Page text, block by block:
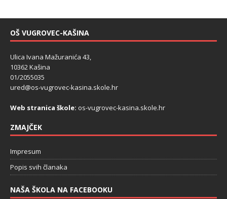
OŠ VUGROVEC-KAŠINA
Ulica Ivana Mažuranića 43,
10362 Kašina
01/2055035
ured@os-vugrovec-kasina.skole.hr
Web stranica škole: os-vugrovec-kasina.skole.hr
ZMAJČEK
Impresum
Popis svih članaka
NAŠA ŠKOLA NA FACEBOOKU